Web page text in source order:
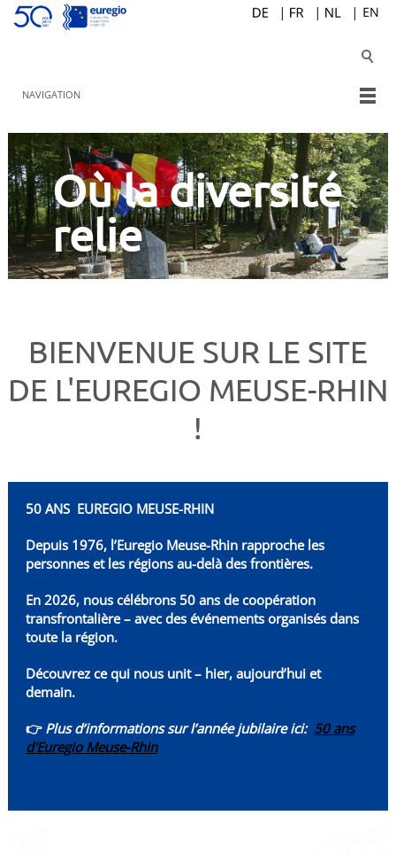
NAVIGATION
Où la diversité
relie
BIENVENUE SUR LE SITE
DE L'EUREGIO MEUSE-RHIN
!
50 ANS EUREGIO MEUSE-RHIN
Depuis 1976, l’Euregio Meuse-Rhin rapproche les
personnes et les régions au-delà des frontières.
En 2026, nous célébrons 50 ans de coopération
transfrontalière – avec des événements organisés dans
toute la région.
Découvrez ce qui nous unit – hier, aujourd’hui et
demain.
👉 Plus d’informations sur l’année jubilaire ici: 50 ans
d'Euregio Meuse-Rhin